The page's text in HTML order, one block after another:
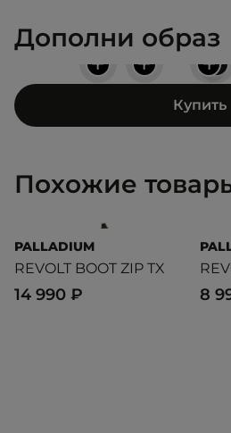
Дополни образ
+
+ + +
Купить
Похожие
PALLADIUM
REVOLT BOOT ZIP TX
14 990 ₽ 8